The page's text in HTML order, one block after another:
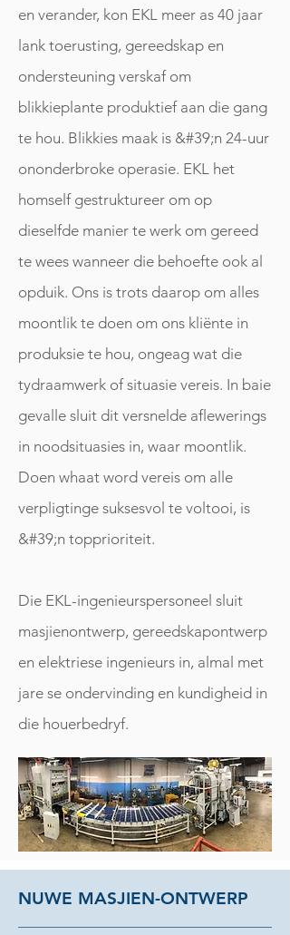
en verander, kon EKL meer as 40 jaar
lank toerusting, gereedskap en
ondersteuning verskaf om
blikkieplante produktief aan die gang
te hou. Blikkies maak is &#39;n 24-uur
ononderbroke operasie. EKL het
homself gestruktureer om op
dieselfde manier te werk om gereed
te wees wanneer die behoefte ook al
opduik. Ons is trots daarop om alles
moontlik te doen om ons kliënte in
produksie te hou, ongeag wat die
tydraamwerk of situasie vereis. In baie
gevalle sluit dit versnelde aflewerings
in noodsituasies in, waar moontlik.
Doen whaat word vereis om alle
verpligtinge suksesvol te voltooi, is
&#39;n topprioriteit.
Die EKL-ingenieurspersoneel sluit
masjienontwerp, gereedskapontwerp
en elektriese ingenieurs in, almal met
jare se ondervinding en kundigheid in
die houerbedryf.
NUWE MASJIEN-ONTWERP